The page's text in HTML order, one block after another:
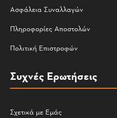
Ασφάλεια Συναλλαγών
Πληροφορίες Αποστολών
Πολιτική Επιστροφών
Συχνές Ερωτήσεις
Σχετικά με Εμάς